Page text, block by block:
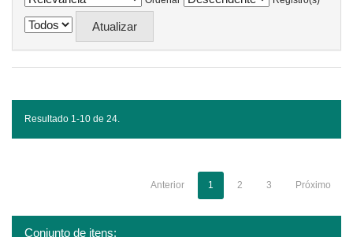
Resultado 1-10 de 24.
Anterior 1 2 3 Próximo
Conjunto de itens: